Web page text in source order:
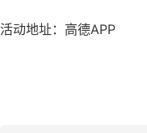
活动地址：高德APP